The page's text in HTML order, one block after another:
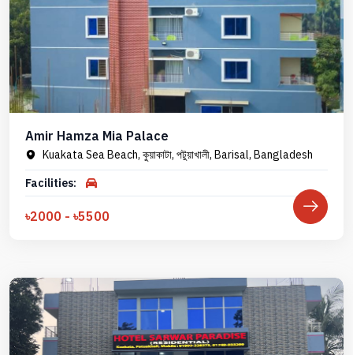
Amir Hamza Mia Palace
Kuakata Sea Beach, কুয়াকাটা, পটুয়াখালী, Barisal, Bangladesh
Facilities:
৳2000 - ৳5500